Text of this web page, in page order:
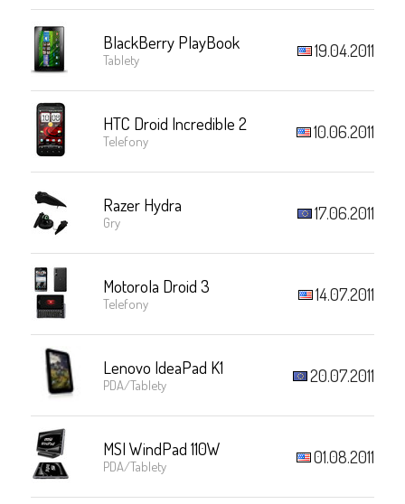
BlackBerry PlayBook
Tablety 19.04.2011
HTC Droid Incredible 2
Telefony 10.06.2011
Razer Hydra
Gry 17.06.2011
Motorola Droid 3
Telefony 14.07.2011
Lenovo IdeaPad K1
PDA/Tablety 20.07.2011
MSI WindPad 110W
PDA/Tablety 01.08.2011